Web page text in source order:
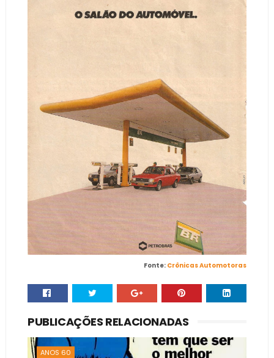
Fonte: Crônicas Automotoras
PUBLICAÇÕES RELACIONADAS
ANOS 60